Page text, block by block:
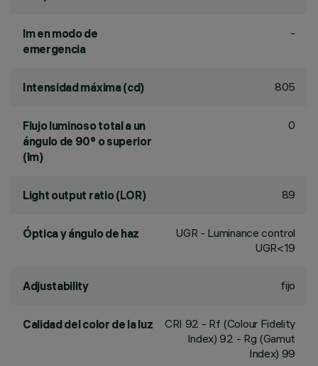
lm en modo de
emergencia
-
Intensidad máxima (cd) 805
Flujo luminoso total a un
ángulo de 90° o superior
(lm)
0
Light output ratio (LOR) 89
Óptica y ángulo de haz
UGR - Luminance control
UGR<19
Adjustability fijo
Calidad del color de la luz CRI 92 - Rf (Colour Fidelity
Index) 92 - Rg (Gamut
Index) 99